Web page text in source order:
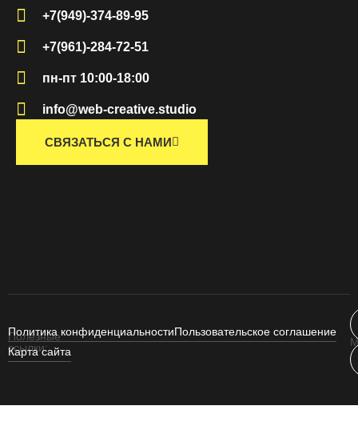
+7(949)-374-89-95
+7(961)-284-72-51
пн-пт 10:00-18:00
info@web-creative.studio
СВЯЗАТЬСЯ С НАМИ
Полезные
ссылки:
Политика конфиденциальностиПользовательское соглашение
Карта сайта